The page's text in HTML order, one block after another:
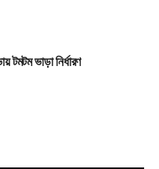
টমটম ভাড়া নির্ধারণ